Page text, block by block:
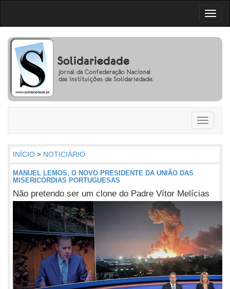
Toggle
INÍCIO > NOTICIÁRIO
MANUEL LEMOS, O NOVO PRESIDENTE DA UNIÃO DAS
MISERICÓRDIAS PORTUGUESAS
Não pretendo ser um clone do Padre Vítor Melícias